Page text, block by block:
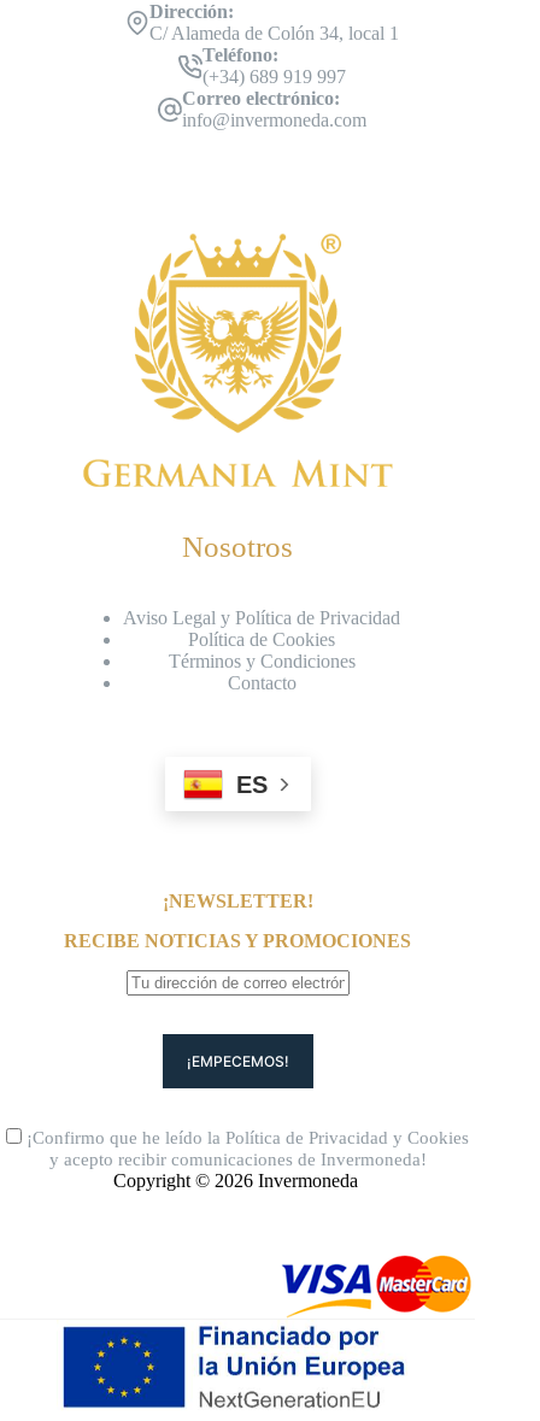
Dirección:
C/ Alameda de Colón 34, local 1
Teléfono:
(+34) 689 919 997
Correo electrónico:
info@invermoneda.com
Nosotros
Aviso Legal y Política de Privacidad
Política de Cookies
Términos y Condiciones
Contacto
ES
¡NEWSLETTER!
RECIBE NOTICIAS Y PROMOCIONES
¡Confirmo que he leído laPolítica de Privacidad yCookies
y acepto recibir comunicaciones de Invermoneda!
Copyright © 2026 Invermoneda